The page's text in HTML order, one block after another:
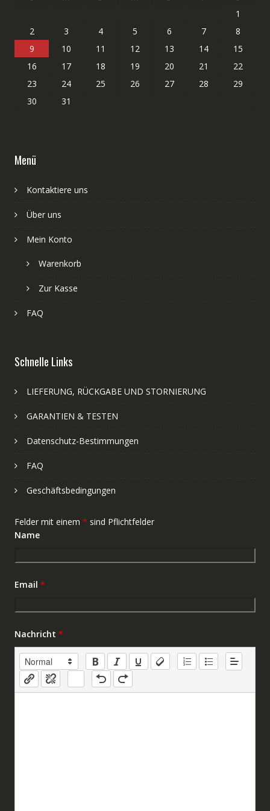
1
2
3 4 5 6 7
8
9
10 11 12 13 14
15
16
17 18 19 20 21
22
23
24 25 26 27 28
29
30
31
Menü
Kontaktiere uns
Über uns
Mein Konto
Warenkorb
Zur Kasse
FAQ
Schnelle Links
LIEFERUNG, RÜCKGABE UND STORNIERUNG
GARANTIEN & TESTEN
Datenschutz-Bestimmungen
FAQ
Geschäftsbedingungen
Felder mit einem * sind Pflichtfelder
Name
Email *
Nachricht *